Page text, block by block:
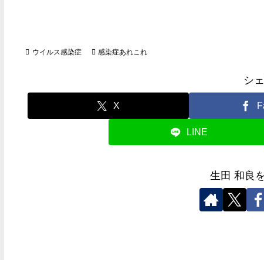
ウイルス感染症 感染症あれこれ
シ
X
LINE
生田 和良